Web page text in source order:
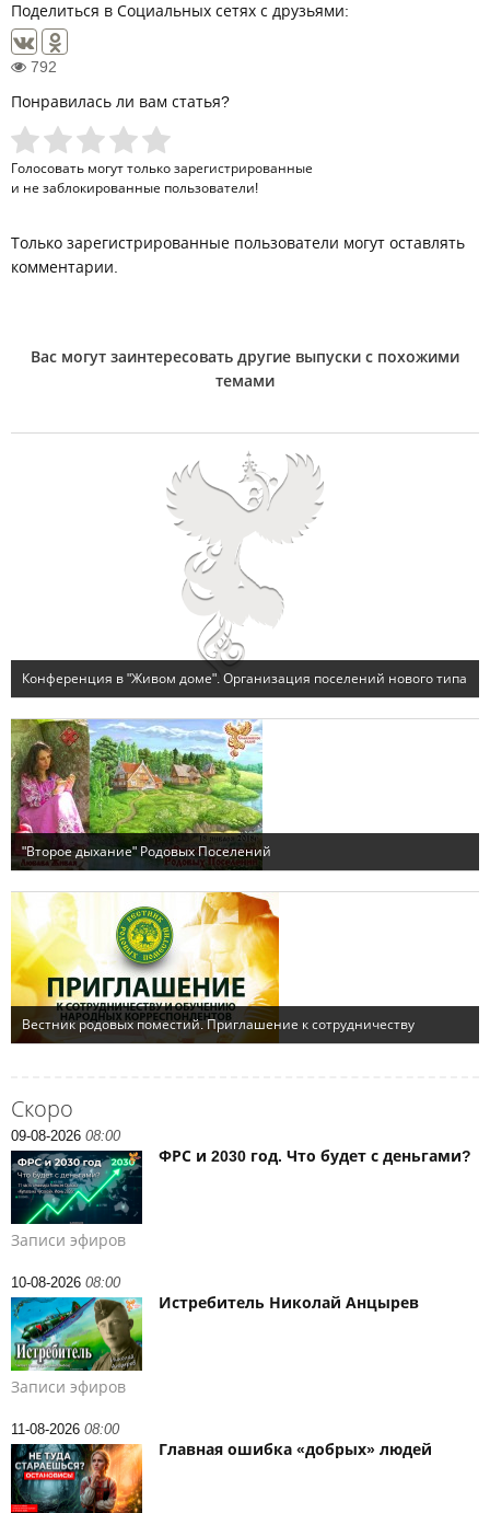
Скоро
09-08-2026 08:00
ФРС и 2030 год. Что будет с деньгами?
Записи эфиров
10-08-2026 08:00
Истребитель Николай Анцырев
Записи эфиров
11-08-2026 08:00
Главная ошибка «добрых» людей
Поделиться в Социальных сетях с друзьями:
792
Понравилась ли вам статья?
Голосовать могут только зарегистрированные
и не заблокированные пользователи!
Только зарегистрированные пользователи могут оставлять
комментарии.
Вас могут заинтересовать другие выпуски с похожими
темами